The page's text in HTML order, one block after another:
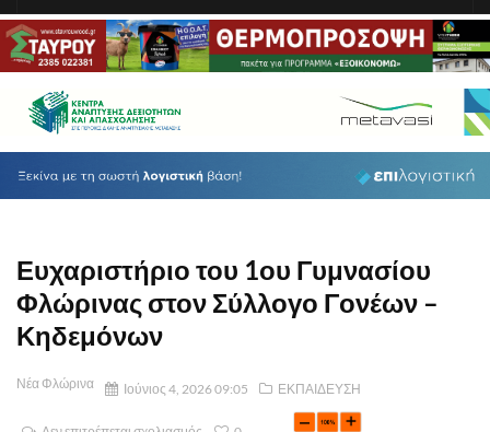
Ευχαριστήριο του 1ου Γυμνασίου
Φλώρινας στον Σύλλογο Γονέων –
Κηδεμόνων
Νέα Φλώρινα Ιούνιος 4, 2026 09:05 ΕΚΠΑΙΔΕΥΣΗ